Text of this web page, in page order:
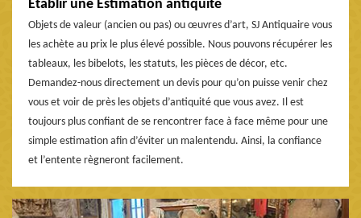
Etablir une Estimation antiquité
Objets de valeur (ancien ou pas) ou œuvres d’art, SJ Antiquaire vous
les achète au prix le plus élevé possible. Nous pouvons récupérer les
tableaux, les bibelots, les statuts, les pièces de décor, etc.
Demandez-nous directement un devis pour qu’on puisse venir chez
vous et voir de près les objets d’antiquité que vous avez. Il est
toujours plus confiant de se rencontrer face à face même pour une
simple estimation afin d’éviter un malentendu. Ainsi, la confiance
et l’entente règneront facilement.